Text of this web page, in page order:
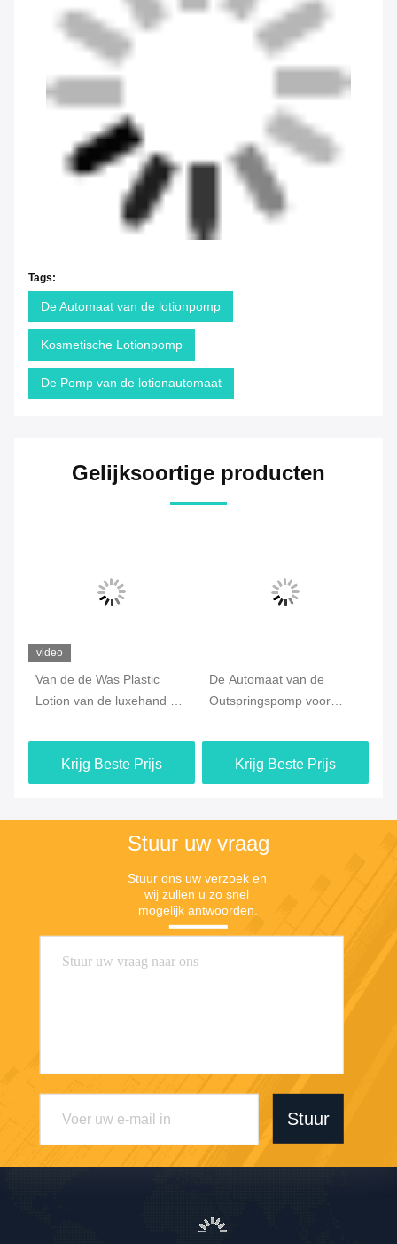
Tags:
De Automaat van de lotionpomp
Kosmetische Lotionpomp
De Pomp van de lotionautomaat
Gelijksoortige producten
video
Van de de Was Plastic
Lotion van de luxehand de
Binnenkern 316
Krijg Beste Prijs
De Automaat van de
Outspringspomp voor
Kosmetische Output van
de Lotionpomp 1.5cc
Krijg Beste Prijs
Stuur uw vraag
Stuur ons uw verzoek en
wij zullen u zo snel
mogelijk antwoorden.
Stuur